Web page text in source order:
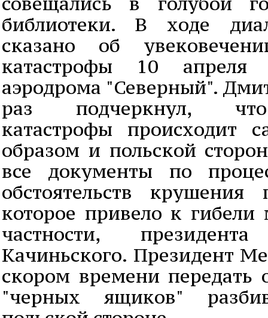
библиотеки. В ходе
сказано об
катастрофы 10
аэродрома "Северный".
раз подчеркнул, что
катастрофы происходит
образом и польской
все документы по
обстоятельств крушения
которое привело к
частности,
Качиньского. Президент
скором времени передать
"черных ящиков"